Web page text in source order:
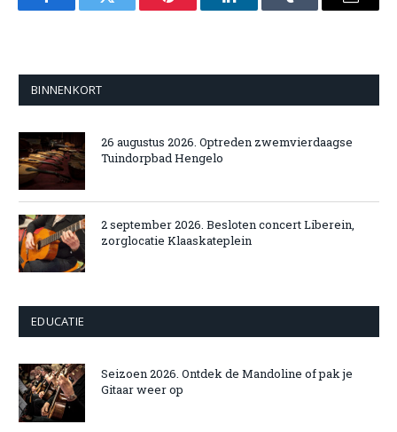
FacebookTwitter Pinterest LinkedInTumblr Email
BINNENKORT
26 augustus 2026. Optreden zwemvierdaagse
Tuindorpbad Hengelo
2 september 2026. Besloten concert Liberein,
zorglocatie Klaaskateplein
EDUCATIE
Seizoen 2026. Ontdek de Mandoline of pak je
Gitaar weer op